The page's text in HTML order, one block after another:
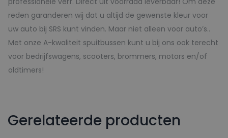
reden garanderen wij dat u altijd de gewenste kleur voor
uw auto bij SRS kunt vinden. Maar niet alleen voor auto’s..
Met onze A-kwaliteit spuitbussen kunt u bij ons ook terecht
voor bedrijfswagens, scooters, brommers, motors en/of
oldtimers!
Gerelateerde producten